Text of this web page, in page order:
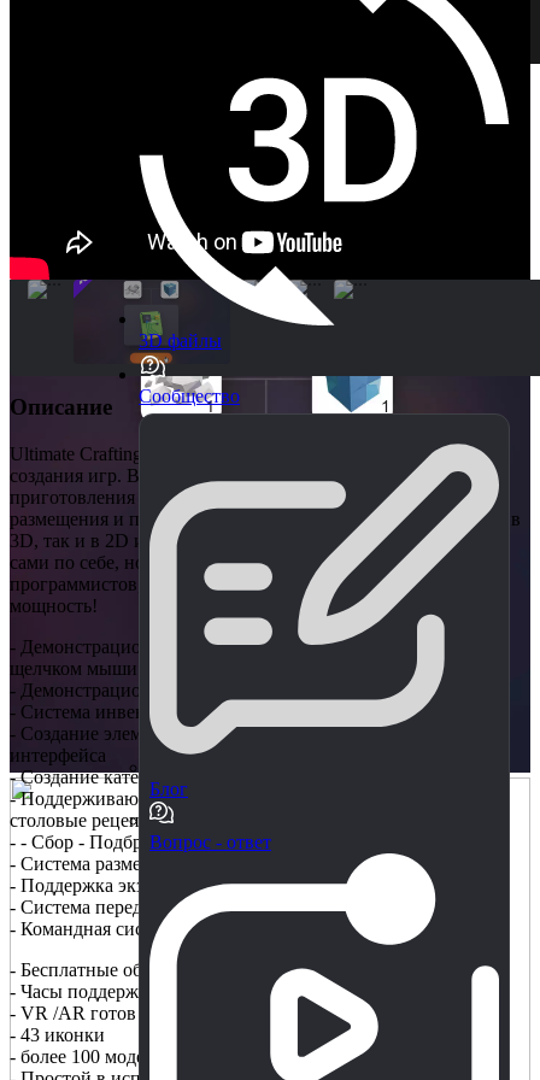
3D файлы
Сообщество
Блог
Вопрос - ответ
Описание
Ultimate Crafting System - это ваше комплексное решение для
создания игр. В нем есть все - от самых азов плавного
приготовления блюд и рецептов до надежной системы
размещения и передачи энергии. Может использоваться как в
3D, так и в 2D играх. Отлично подходит для простых игр
сами по себе, но в то же время расширяется для
программистов, чтобы использовать его максимальную
мощность!
- Демонстрационная сцена от третьего лица с наведением и
щелчком мыши
- Демонстрационная сцена от первого лица
- Система инвентаризации
- Создание элементов с помощью простого в использовании
интерфейса
- Создание категории для добавления данных к элементам
- Поддерживаются как крафтовые, традиционные, так и
столовые рецепты
- - Сбор - Подбрасывание предметов и самовывоз
- Система размещения объектов и подключения
- Поддержка экземпляра элемента / уникального элемента
- Система передачи энергии/предметов
- Командная система
- Бесплатные обновления
- Часы поддержки URP
- VR /AR готов
- 43 иконки
- более 100 моделей